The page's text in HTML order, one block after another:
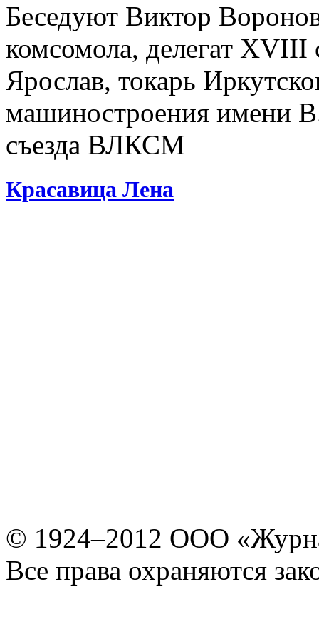
Беседуют Виктор
комсомола, делегат
Ярослав, токарь
машиностроения имени
съезда ВЛКСМ
Красавица Лена
© 1924–2012 ООО
Все права охраняются